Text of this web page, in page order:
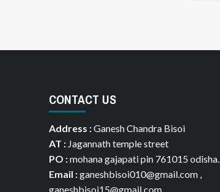
CONTACT US
Address :Ganesh Chandra Bisoi
AT :Jagannath temple street
PO :mohana gajapati pin 761015 odisha.
Email :ganeshbisoi010@gmail.com ,
ganeshbisoi15@gmail.com